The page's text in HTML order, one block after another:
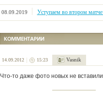
08.09.2019 Уступаем во втором
14.09.2012 15:23 Vasnik
Что-то даже фото новых не вставили